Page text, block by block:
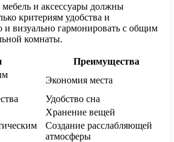
и аксессуары должны
критериям удобства и
и визуально гармонировать с общим
комнаты.
Преимущества
Экономия места
Удобство сна
Хранение вещей
Создание расслабляющей
атмосферы